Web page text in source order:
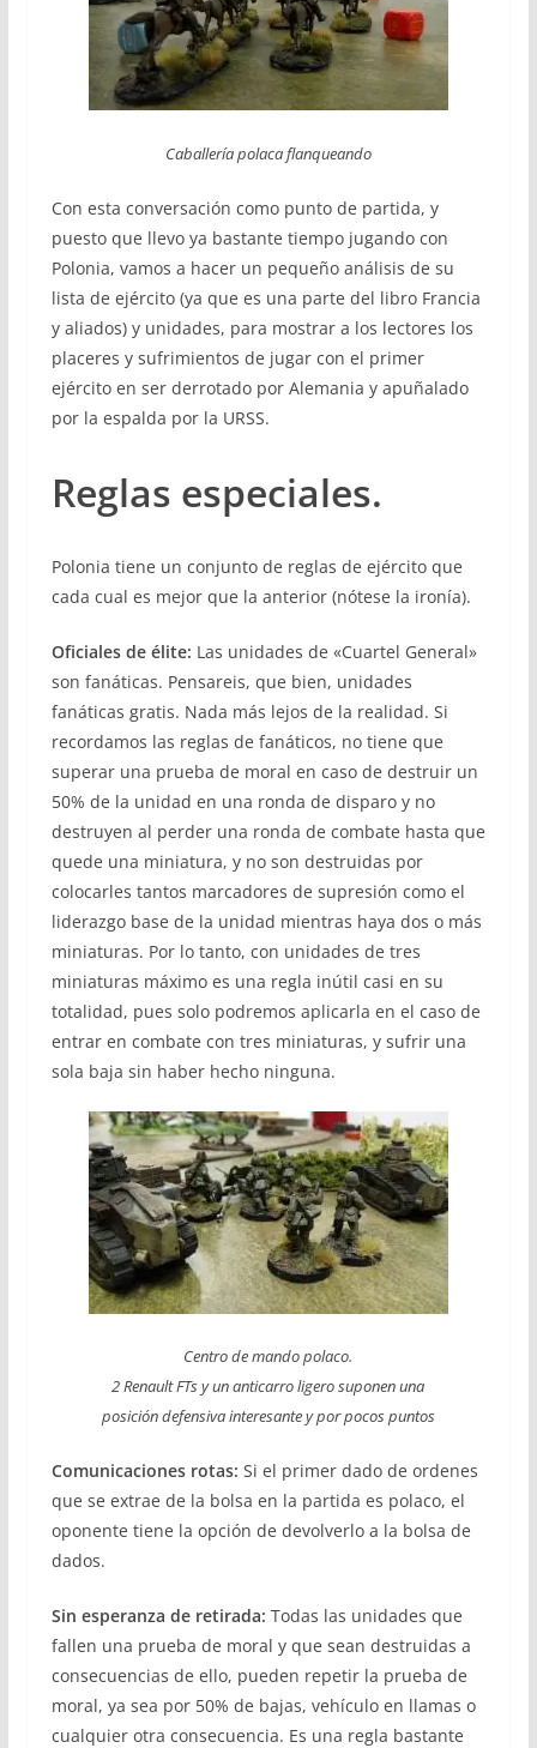
Caballería polaca flanqueando
Con esta conversación como punto de partida, y
puesto que llevo ya bastante tiempo jugando con
Polonia, vamos a hacer un pequeño análisis de su
lista de ejército (ya que es una parte del libro Francia
y aliados) y unidades, para mostrar a los lectores los
placeres y sufrimientos de jugar con el primer
ejército en ser derrotado por Alemania y apuñalado
por la espalda por la URSS.
Reglas especiales.
Polonia tiene un conjunto de reglas de ejército que
cada cual es mejor que la anterior (nótese la ironía).
Oficiales de élite: Las unidades de «Cuartel General»
son fanáticas. Pensareis, que bien, unidades
fanáticas gratis. Nada más lejos de la realidad. Si
recordamos las reglas de fanáticos, no tiene que
superar una prueba de moral en caso de destruir un
50% de la unidad en una ronda de disparo y no
destruyen al perder una ronda de combate hasta que
quede una miniatura, y no son destruidas por
colocarles tantos marcadores de supresión como el
liderazgo base de la unidad mientras haya dos o más
miniaturas. Por lo tanto, con unidades de tres
miniaturas máximo es una regla inútil casi en su
totalidad, pues solo podremos aplicarla en el caso de
entrar en combate con tres miniaturas, y sufrir una
sola baja sin haber hecho ninguna.
Centro de mando polaco.
2 Renault FTs y un anticarro ligero suponen una
posicióndefensiva interesante y por pocos puntos
Comunicaciones rotas: Si el primer dado de ordenes
que se extrae de la bolsa en la partida es polaco, el
oponente tiene la opción de devolverlo a la bolsa de
dados.
Sin esperanza de retirada: Todas las unidades que
fallen una prueba de moral y que sean destruidas a
consecuencias de ello, pueden repetir la prueba de
moral, ya sea por 50% de bajas, vehículo en llamas o
cualquier otra consecuencia. Es una regla bastante